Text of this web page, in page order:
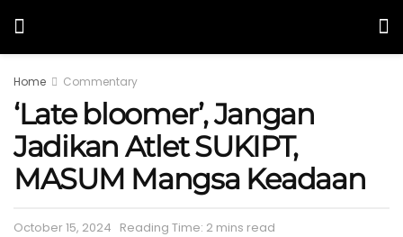
Home Commentary
‘Late bloomer’, Jangan
Jadikan Atlet SUKIPT,
MASUM Mangsa Keadaan
October 15, 2024 Reading Time: 2 mins read